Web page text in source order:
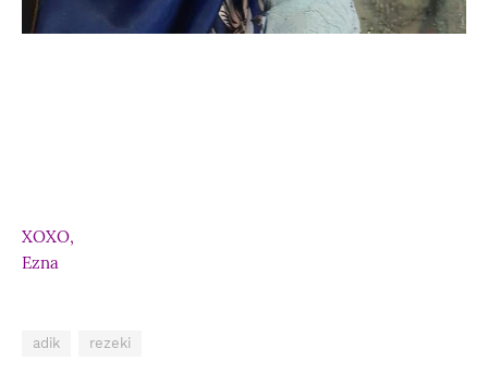
XOXO,
Ezna
adik rezeki